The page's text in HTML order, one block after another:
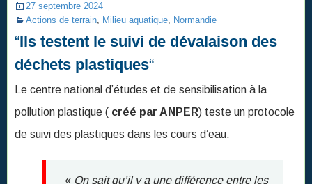
27 septembre 2024
Actions de terrain, Milieu aquatique, Normandie
“Ils testent le suivi de dévalaison des
déchets plastiques“
Le centre national d’études et de sensibilisation à la
pollution plastique ( créé par ANPER) teste un protocole
de suivi des plastiques dans les cours d’eau.
«On sait qu’il y a une différence entre les